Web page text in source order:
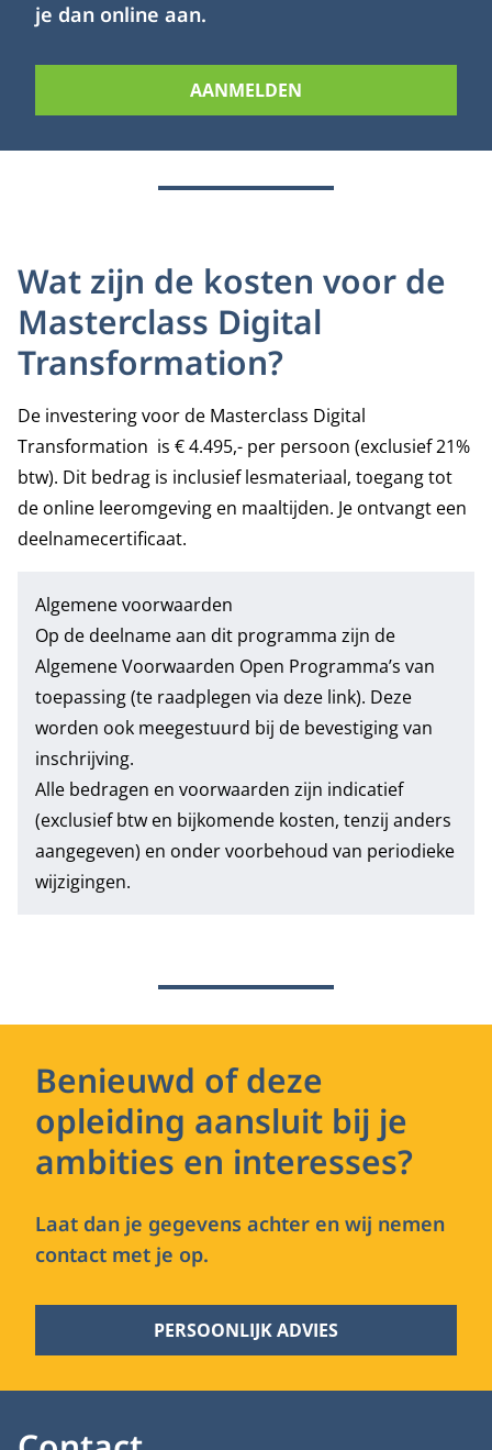
je dan online aan.
AANMELDEN
Wat zijn de kosten voor de
Masterclass Digital
Transformation?
De investering voor de Masterclass Digital
Transformation is € 4.495,- per persoon (exclusief 21%
btw). Dit bedrag is inclusief lesmateriaal, toegang tot
de online leeromgeving en maaltijden. Je ontvangt een
deelnamecertificaat.
Algemene voorwaarden
Op de deelname aan dit programma zijn de
Algemene Voorwaarden Open Programma’s van
toepassing (te raadplegen via deze link). Deze
worden ook meegestuurd bij de bevestiging van
inschrijving.
Alle bedragen en voorwaarden zijn indicatief
(exclusief btw en bijkomende kosten, tenzij anders
aangegeven) en onder voorbehoud van periodieke
wijzigingen.
Benieuwd of deze
opleiding aansluit bij je
ambities en interesses?
Laat dan je gegevens achter en wij nemen
contact met je op.
PERSOONLIJK ADVIES